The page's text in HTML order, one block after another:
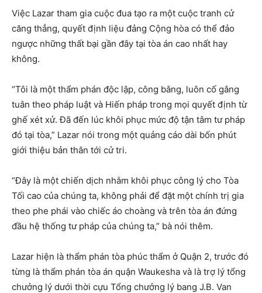
Việc Lazar tham gia cuộc đua tạo ra một cuộc tranh cử
căng thẳng, quyết định liệu đảng Cộng hòa có thể đảo
ngược những thất bại gần đây tại tòa án cao nhất hay
không.
“Tôi là một thẩm phán độc lập, công bằng, luôn cố gắng
tuân theo pháp luật và Hiến pháp trong mọi quyết định từ
ghế xét xử. Đã đến lúc khôi phục mức độ tận tâm tư pháp
đó tại tòa,” Lazar nói trong một quảng cáo dài bốn phút
giới thiệu bản thân tới cử tri.
“Đây là một chiến dịch nhằm khôi phục công lý cho Tòa
Tối cao của chúng ta, không phải để đặt một chính trị gia
theo phe phái vào chiếc áo choàng và trên tòa án đứng
đầu hệ thống tư pháp của chúng ta,” bà nói thêm.
Lazar hiện là thẩm phán tòa phúc thẩm ở Quận 2, trước đó
từng là thẩm phán tòa án quận Waukesha và là trợ lý tổng
chưởng lý dưới thời cựu Tổng chưởng lý bang J.B. Van